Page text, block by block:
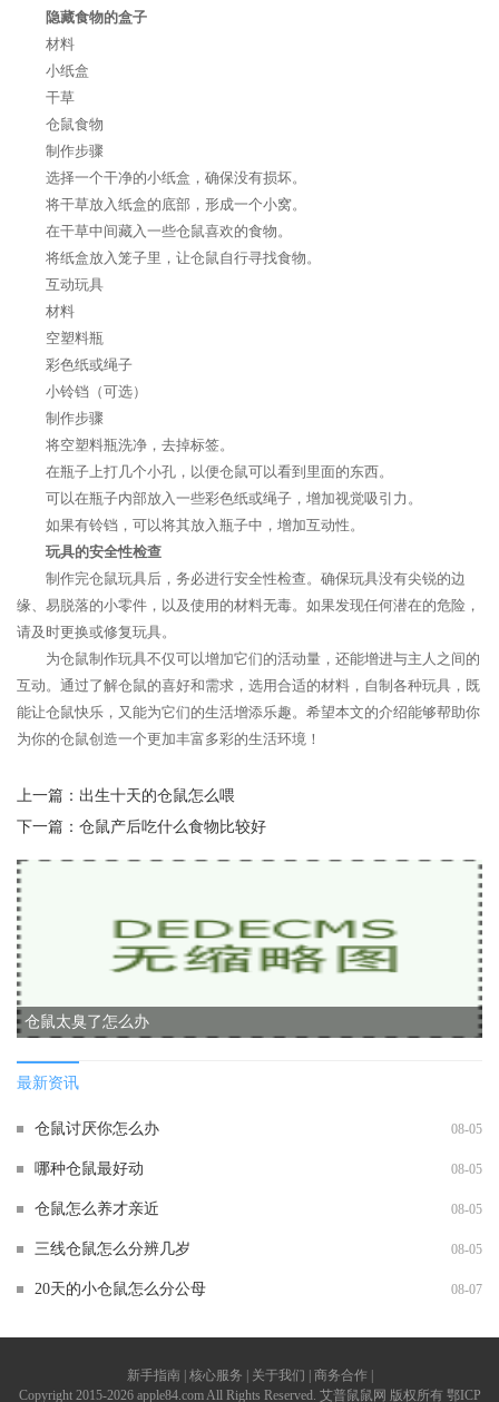
隐藏食物的盒子
材料
小纸盒
干草
仓鼠食物
制作步骤
选择一个干净的小纸盒，确保没有损坏。
将干草放入纸盒的底部，形成一个小窝。
在干草中间藏入一些仓鼠喜欢的食物。
将纸盒放入笼子里，让仓鼠自行寻找食物。
互动玩具
材料
空塑料瓶
彩色纸或绳子
小铃铛（可选）
制作步骤
将空塑料瓶洗净，去掉标签。
在瓶子上打几个小孔，以便仓鼠可以看到里面的东西。
可以在瓶子内部放入一些彩色纸或绳子，增加视觉吸引力。
如果有铃铛，可以将其放入瓶子中，增加互动性。
玩具的安全性检查
制作完仓鼠玩具后，务必进行安全性检查。确保玩具没有尖锐的边
缘、易脱落的小零件，以及使用的材料无毒。如果发现任何潜在的危险，
请及时更换或修复玩具。
为仓鼠制作玩具不仅可以增加它们的活动量，还能增进与主人之间的
互动。通过了解仓鼠的喜好和需求，选用合适的材料，自制各种玩具，既
能让仓鼠快乐，又能为它们的生活增添乐趣。希望本文的介绍能够帮助你
为你的仓鼠创造一个更加丰富多彩的生活环境！
上一篇： 出生十天的仓鼠怎么喂
下一篇： 仓鼠产后吃什么食物比较好
仓鼠太臭了怎么办
最新资讯
仓鼠讨厌你怎么办 08-05
哪种仓鼠最好动 08-05
仓鼠怎么养才亲近 08-05
三线仓鼠怎么分辨几岁 08-05
20天的小仓鼠怎么分公母 08-07
新手指南 | 核心服务 | 关于我们 | 商务合作 |
Copyright 2015-2026 apple84.com All Rights Reserved. 艾普鼠鼠网 版权所有 鄂ICP